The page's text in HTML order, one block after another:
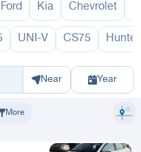
Ford Kia Chevrolet
UNI-V CS75 Hunter
Hafar Al BatinMadinah
Near Year
More